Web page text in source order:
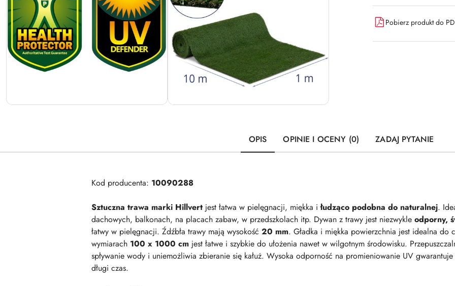
Pobierz produkt do
OPIS OPINIE I OCENY (0) ZADAJ PYTANIE
Kod producenta: 10090288
Sztuczna trawa marki Hillvert jest łatwa w pielęgnacji, miękka iłudząco podobna do naturalnej.
dachowych, balkonach, na placach zabaw, w przedszkolach itp. Dywan z trawy jest niezwykle odporny,
łatwy w pielęgnacji. Źdźbła trawy mają wysokość 20 mm. Gładka i miękka powierzchnia jest idealna do
wymiarach 100 x 1000 cm jest łatwe i szybkie do ułożenia nawet w wilgotnym środowisku.
spływanie wody i uniemożliwia zbieranie się kałuż. Wysoka odporność na promieniowanie UV
długi czas.